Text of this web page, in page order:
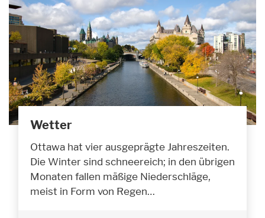
Wetter
Ottawa hat vier ausgeprägte Jahreszeiten.
Die Winter sind schneereich; in den übrigen
Monaten fallen mäßige Niederschläge,
meist in Form von Regen…